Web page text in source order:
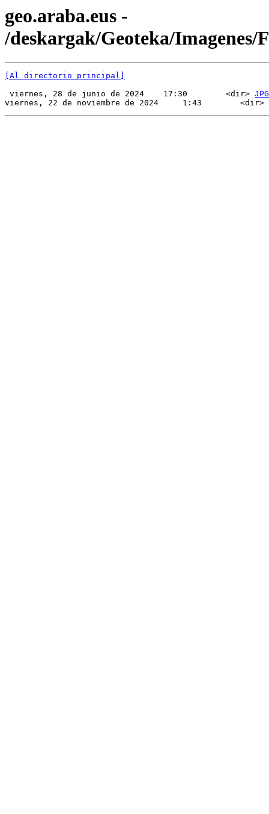
geo.araba.eus -
/deskargak/Geoteka/Imagenes/
[Al directorio principal]
viernes, 28 de junio de 2024    17:30        <dir> JPG
viernes, 22 de noviembre de 2024     1:43        <dir>